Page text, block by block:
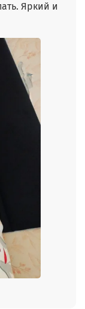
Яркий и